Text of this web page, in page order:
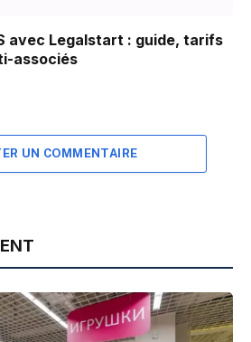
avec Legalstart : guide, tarifs
associés
UN COMMENTAIRE